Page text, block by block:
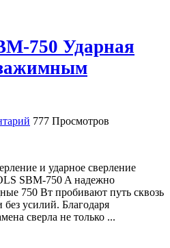
750 Ударная
777 Просмотров
и ударное сверление
SBM-750 A надежно
750 Вт пробивают путь сквозь
усилий. Благодаря
сверла не только ...